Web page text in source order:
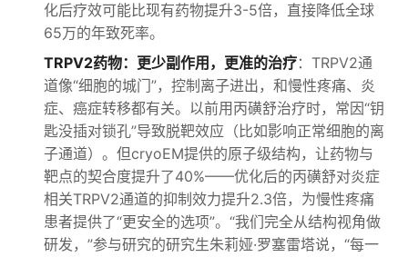
化后疗效可能比现有药物提升3-5倍，直接降低全球
65万的年致死率。
TRPV2药物：更少副作用，更准的治疗：TRPV2通
道像“细胞的城门”，控制离子进出，和慢性疼痛、炎
症、癌症转移都有关。以前用丙磺舒治疗时，常因“钥
匙没插对锁孔”导致脱靶效应（比如影响正常细胞的离
子通道）。但cryoEM提供的原子级结构，让药物与
靶点的契合度提升了40%——优化后的丙磺舒对炎症
相关TRPV2通道的抑制效力提升2.3倍，为慢性疼痛
患者提供了“更安全的选项”。“我们完全从结构视角做
研发，”参与研究的研究生朱莉娅·罗塞雷塔说，“每一